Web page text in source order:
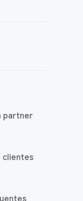
partner
clientes